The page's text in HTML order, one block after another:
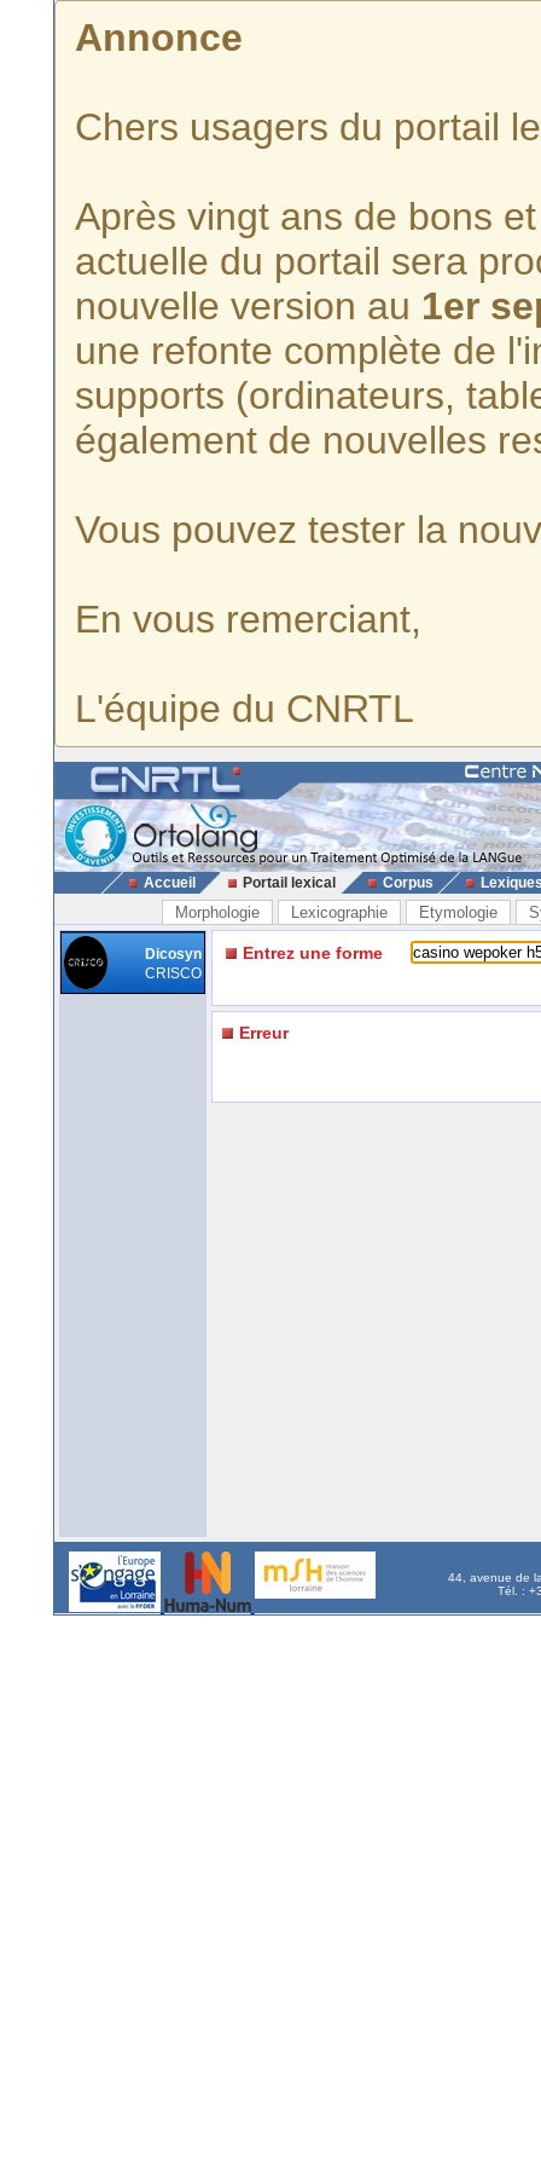
Annonce
Chers usagers du portail
Après vingt ans de bons
actuelle du portail sera
nouvelle version au 1er
une refonte complète de
supports (ordinateurs,
également de nouvelles
Vous pouvez tester la
En vous remerciant,
L'équipe du CNRTL
Accueil Portail lexical Corpus
Morphologie Lexicographie Etymologie
Dicosyn
CRISCO
Entrez une forme
Erreur
44, avenue de
Tél. :